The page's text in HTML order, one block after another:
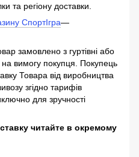
та регіону доставки.
СпортІгра—
замовлено з гуртівні або
вимогу покупця. Покупець
Товара від виробництва
згідно тарифів
для зручності
читайте в окремому